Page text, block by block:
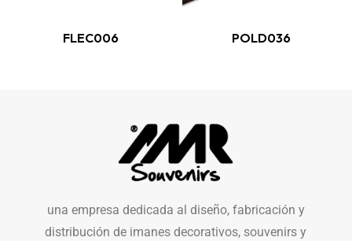
FLEC006 POLD036
una empresa dedicada al diseño, fabricación y
distribución de imanes decorativos, souvenirs y